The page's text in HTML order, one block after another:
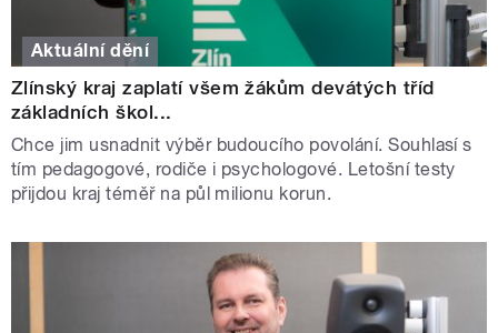
Aktuální dění
Zlínský kraj zaplatí všem žákům devátých tříd
základních škol...
Chce jim usnadnit výběr budoucího povolání. Souhlasí s
tím pedagogové, rodiče i psychologové. Letošní testy
přijdou kraj téměř na půl milionu korun.